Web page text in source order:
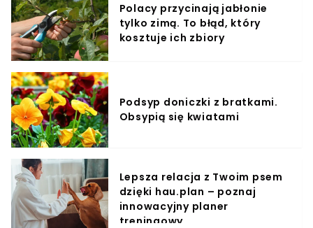
Polacy przycinają jabłonie
tylko zimą. To błąd, który
kosztuje ich zbiory
Podsyp doniczki z bratkami.
Obsypią się kwiatami
Lepsza relacja z Twoim psem
dzięki hau.plan – poznaj
innowacyjny planer
treningowy